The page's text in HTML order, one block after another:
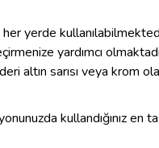
her yerde
yardımcı
altın sarısı veya krom
kullandığınız